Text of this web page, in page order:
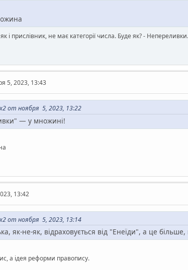
і прислівник, не має категорії числа. Буде як? - Непереливки.
5, 2023, 13:43
от ноября 5, 2023, 13:22
— у множині!
13:42
от ноября 5, 2023, 13:14
як-не-як, відраховується від "Енеїди", а це більше,
а ідея реформи правопису.